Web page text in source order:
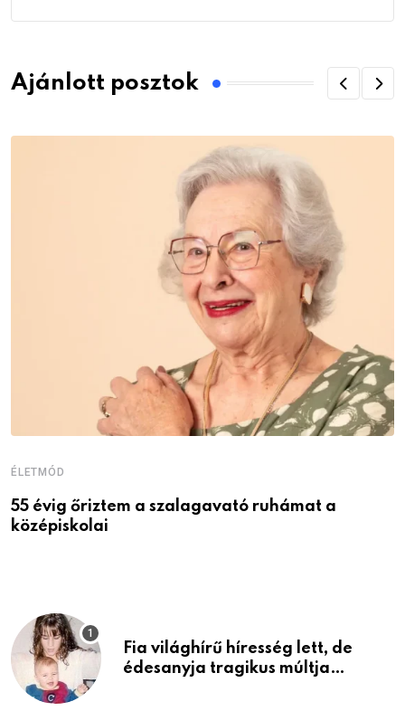
Ajánlott posztok
ÉLETMÓD
55 évig őriztem a szalagavató ruhámat a
középiskolai
Fia világhírű híresség lett, de
édesanyja tragikus múltja